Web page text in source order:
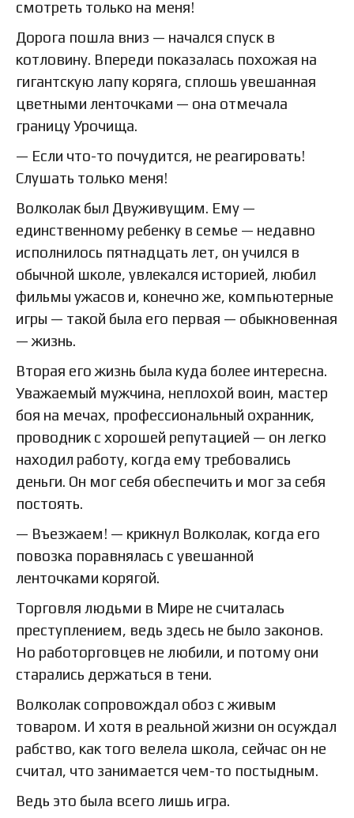
смотреть только на меня!
Дорога пошла вниз — начался спуск в
котловину. Впереди показалась похожая на
гигантскую лапу коряга, сплошь увешанная
цветными ленточками — она отмечала
границу Урочища.
— Если что-то почудится, не реагировать!
Слушать только меня!
Волколак был Двуживущим. Ему —
единственному ребенку в семье — недавно
исполнилось пятнадцать лет, он учился в
обычной школе, увлекался историей, любил
фильмы ужасов и, конечно же, компьютерные
игры — такой была его первая — обыкновенная
— жизнь.
Вторая его жизнь была куда более интересна.
Уважаемый мужчина, неплохой воин, мастер
боя на мечах, профессиональный охранник,
проводник с хорошей репутацией — он легко
находил работу, когда ему требовались
деньги. Он мог себя обеспечить и мог за себя
постоять.
— Въезжаем! — крикнул Волколак, когда его
повозка поравнялась с увешанной
ленточками корягой.
Торговля людьми в Мире не считалась
преступлением, ведь здесь не было законов.
Но работорговцев не любили, и потому они
старались держаться в тени.
Волколак сопровождал обоз с живым
товаром. И хотя в реальной жизни он осуждал
рабство, как того велела школа, сейчас он не
считал, что занимается чем-то постыдным.
Ведь это была всего лишь игра.